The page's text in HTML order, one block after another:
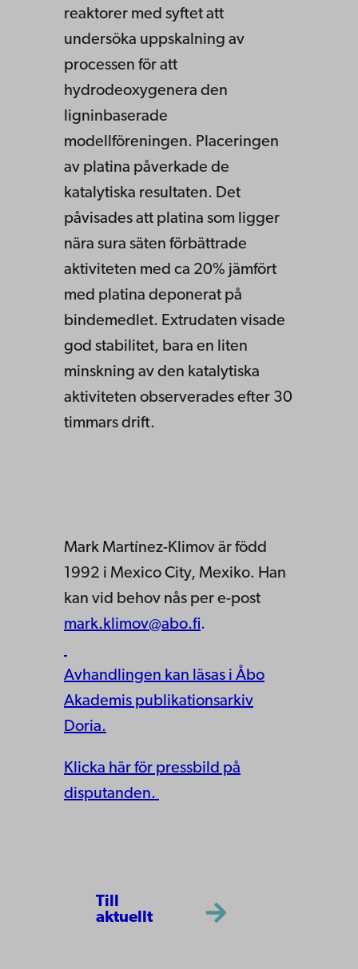
reaktorer med syftet att
undersöka uppskalning av
processen för att
hydrodeoxygenera den
ligninbaserade
modellföreningen. Placeringen
av platina påverkade de
katalytiska resultaten. Det
påvisades att platina som ligger
nära sura säten förbättrade
aktiviteten med ca 20% jämfört
med platina deponerat på
bindemedlet. Extrudaten visade
god stabilitet, bara en liten
minskning av den katalytiska
aktiviteten observerades efter 30
timmars drift.
Mark Martínez-Klimov är född
1992 i Mexico City, Mexiko. Han
kan vid behov nås per e-post
mark.klimov@abo.fi.
Avhandlingen kan läsas i Åbo
Akademis publikationsarkiv
Doria.
Klicka här för pressbild på
disputanden.
Till
aktuellt